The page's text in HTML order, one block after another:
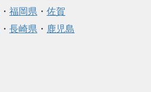
・ 福岡県 ・ 佐賀
・ 長崎県 ・ 鹿児島